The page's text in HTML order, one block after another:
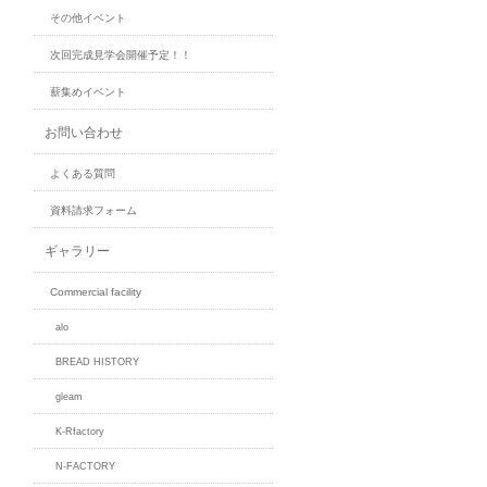
その他イベント
次回完成見学会開催予定！！
薪集めイベント
お問い合わせ
よくある質問
資料請求フォーム
ギャラリー
Commercial facility
alo
BREAD HISTORY
gleam
K-Rfactory
N-FACTORY